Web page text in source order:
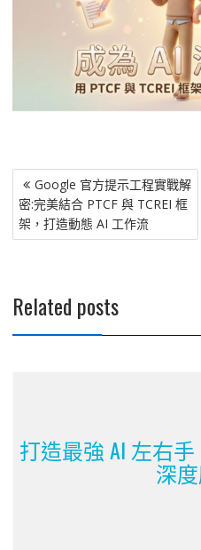
文
章
導
覽
Google 官方提示工程實戰解
密:完美結合 PTCF 與 TCREI 框
架，打造動態 AI 工作流
Related posts
打造最強 AI 左右手
深